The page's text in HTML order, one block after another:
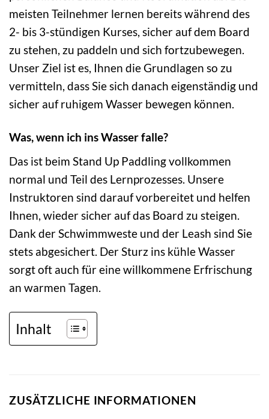
meisten Teilnehmer lernen bereits während des
2- bis 3-stündigen Kurses, sicher auf dem Board
zu stehen, zu paddeln und sich fortzubewegen.
Unser Ziel ist es, Ihnen die Grundlagen so zu
vermitteln, dass Sie sich danach eigenständig und
sicher auf ruhigem Wasser bewegen können.
Was, wenn ich ins Wasser falle?
Das ist beim Stand Up Paddling vollkommen
normal und Teil des Lernprozesses. Unsere
Instruktoren sind darauf vorbereitet und helfen
Ihnen, wieder sicher auf das Board zu steigen.
Dank der Schwimmweste und der Leash sind Sie
stets abgesichert. Der Sturz ins kühle Wasser
sorgt oft auch für eine willkommene Erfrischung
an warmen Tagen.
Inhalt
ZUSÄTZLICHE INFORMATIONEN